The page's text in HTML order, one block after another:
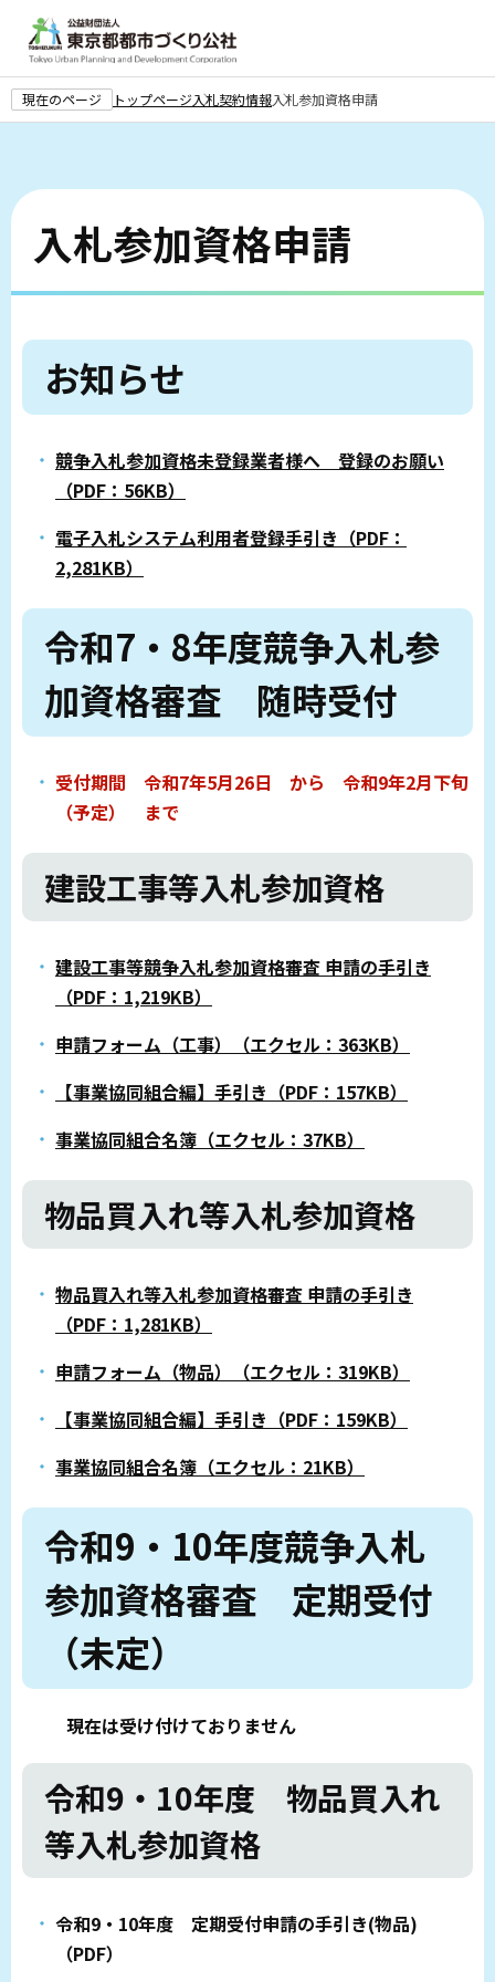
ー
ジ
頭
で
現在のページ トップページ入札契約情報入札参加資格申請
こ
入札参加資格申請
お知らせ
競争入札参加資格未登録業者様へ 登録のお願い
（PDF：56KB）
電子入札システム利用者登録手引き（PDF：
2,281KB）
令和7・8年度競争入札参
加資格審査 随時受付
受付期間 令和7年5月26日 から 令和9年2月下旬
（予定） まで
建設工事等入札参加資格
建設工事等競争入札参加資格審査 申請の手引き
（PDF：1,219KB）
申請フォーム（工事）（エクセル：363KB）
【事業協同組合編】手引き（PDF：157KB）
事業協同組合名簿（エクセル：37KB）
物品買入れ等入札参加資格
物品買入れ等入札参加資格審査 申請の手引き
（PDF：1,281KB）
申請フォーム（物品）（エクセル：319KB）
【事業協同組合編】手引き（PDF：159KB）
事業協同組合名簿（エクセル：21KB）
令和9・10年度競争入札
参加資格審査 定期受付
（未定）
現在は受け付けておりません
令和9・10年度 物品買入れ
等入札参加資格
令和9・10年度 定期受付申請の手引き(物品)
（PDF）